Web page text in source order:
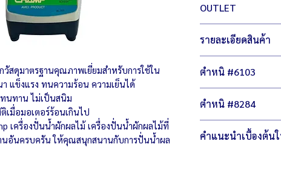
สดุมาตรฐานคุณภาพเยี่ยมสำหรับการใช้ใน
แข็งแรง ทนความร้อน ความเย็นได้
นทาน ไม่เป็นสนิม
มื่อมอเตอร์ร้อนเกินไป
เครื่องปั่นน้ำผักผลไม้ เครื่องปั่นน้ำผักผลไม้ที่
นอันครบครัน ให้คุณสนุกสนานกับการปั่นน้ำผล
OUTLET
เพิ่มตัวเลือกให้กับคุณ
ไม่ลดฟังชั่นการทำงาน
วีดีโอทดสอบสินค้า
รายละเอียดสินค้า
น้ำหนัก 5 กิโลกรัม
กำลังไฟ 220 โวลต์
ความเร็วในการปั่น
ตำหนิ #6103
พลาสติกซีด
ตัวรีเชตใช้งานได้ป
มอเตอร์ใช้งานได้ป
ตำหนิ #8284
พลาสติกซีด
คำแนะนำเบื้องต้น